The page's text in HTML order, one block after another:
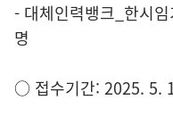
- 대체인력뱅크_한시
명
○ 접수기간: 2025. 5.